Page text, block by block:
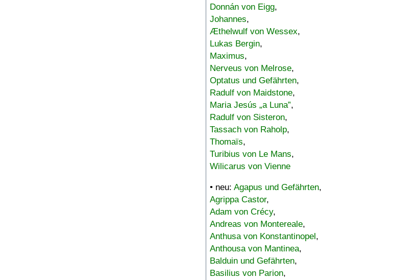
Donnán von Eigg,
Johannes,
Æthelwulf von Wessex,
Lukas Bergin,
Maximus,
Nerveus von Melrose,
Optatus und Gefährten,
Radulf von Maidstone,
Maria Jesús „a Luna”,
Radulf von Sisteron,
Tassach von Raholp,
Thomaïs,
Turibius von Le Mans,
Wilicarus von Vienne
• neu: Agapus und Gefährten,
Agrippa Castor,
Adam von Crécy,
Andreas von Montereale,
Anthusa von Konstantinopel,
Anthousa von Mantinea,
Balduin und Gefährten,
Basilius von Parion,